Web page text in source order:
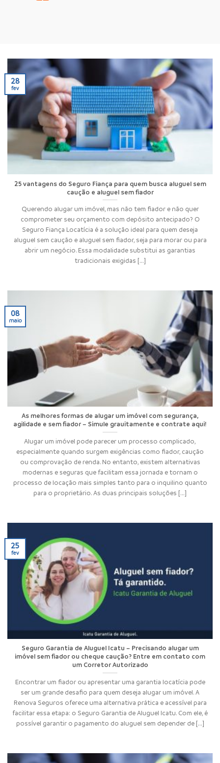
25 vantagens do Seguro Fiança para quem busca aluguel sem
caução e aluguel sem fiador
Querendo alugar um imóvel, mas não tem fiador e não quer
comprometer seu orçamento com depósito antecipado? O
Seguro Fiança Locatícia é a solução ideal para quem deseja
aluguel sem caução e aluguel sem fiador, seja para morar ou para
abrir um negócio. Essa modalidade substitui as garantias
tradicionais exigidas [...]
28
fev
As melhores formas de alugar um imóvel com segurança,
agilidade e sem fiador – Simule grauitamente e contrate aqui!
Alugar um imóvel pode parecer um processo complicado,
especialmente quando surgem exigências como fiador, caução
ou comprovação de renda. No entanto, existem alternativas
modernas e seguras que facilitam essa jornada e tornam o
processo de locação mais simples tanto para o inquilino quanto
para o proprietário. As duas principais soluções [...]
08
maio
Seguro Garantia de Aluguel Icatu – Precisando alugar um
imóvel sem fiador ou cheque caução? Entre em contato com
um Corretor Autorizado
Encontrar um fiador ou apresentar uma garantia locatícia pode
ser um grande desafio para quem deseja alugar um imóvel. A
Renova Seguros oferece uma alternativa prática e acessível para
facilitar essa etapa: o Seguro Garantia de Aluguel Icatu. Com ele, é
possível garantir o pagamento do aluguel sem depender de [...]
25
fev